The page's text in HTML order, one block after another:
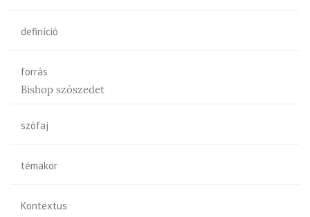
definíció
forrás
Bishop szószedet
szófaj
témakör
Kontextus